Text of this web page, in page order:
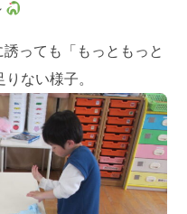
っても「もっともっと
りない様子。